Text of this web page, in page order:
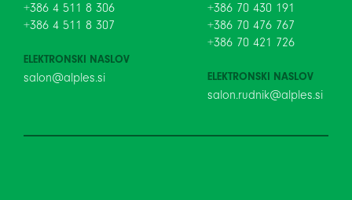
+386 4 511 8 306
+386 4 511 8 307
ELEKTRONSKI NASLOV
salon@alples.si
+386 70 430 191
+386 70 476 767
+386 70 421 726
ELEKTRONSKI NASLOV
salon.rudnik@alples.si